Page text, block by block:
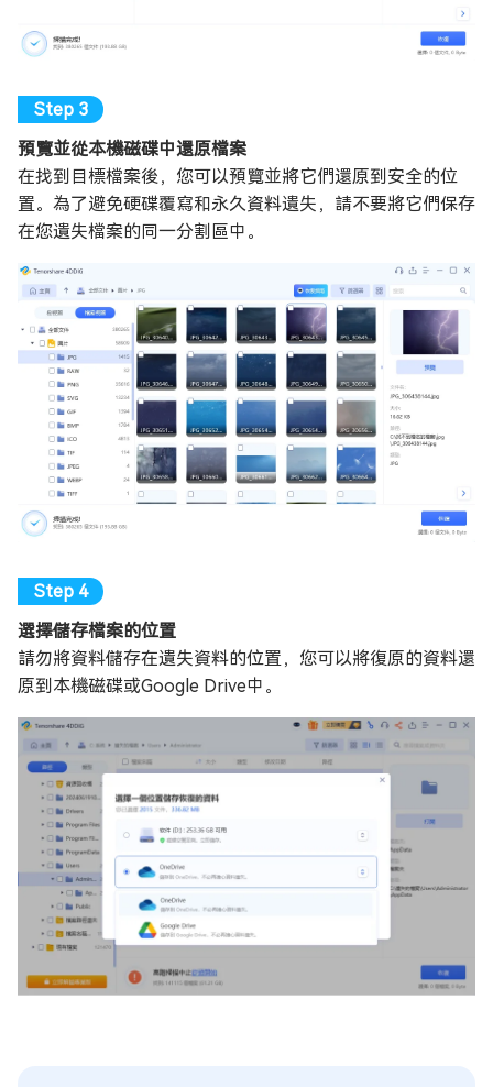
預覽並從本機磁碟中還原檔案
在找到目標檔案後，您可以預覽並將它們還原到安全的位
置。為了避免硬碟覆寫和永久資料遺失，請不要將它們保存
在您遺失檔案的同一分割區中。
選擇儲存檔案的位置
請勿將資料儲存在遺失資料的位置，您可以將復原的資料還
原到本機磁碟或Google Drive中。